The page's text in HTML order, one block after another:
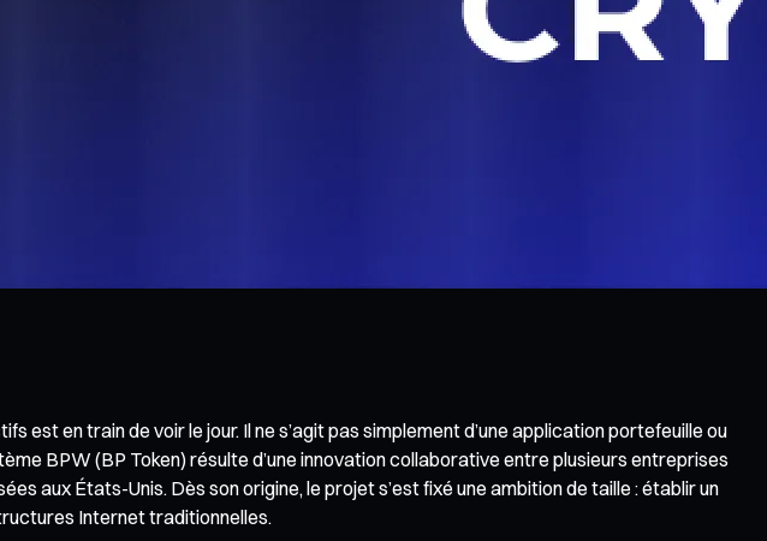
en train de voir le jour. Il ne s’agit pas simplement d’une application portefeuille ou
BPW (BP Token) résulte d’une innovation collaborative entre plusieurs entreprises
aux États-Unis. Dès son origine, le projet s’est fixé une ambition de taille : établir un
Internet traditionnelles.